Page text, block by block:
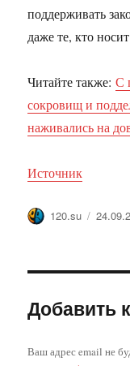
поддерживать
даже те, кто
Читайте также:С
сокровищ и
наживались на
Источник
Автор
120.su
Добавить
Ваш адрес email не